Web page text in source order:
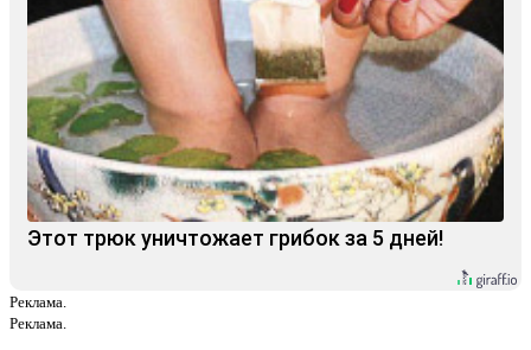
Этот трюк уничтожает грибок за 5 дней!
Реклама.
Реклама.